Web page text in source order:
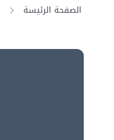
الصفحة الرئيسة